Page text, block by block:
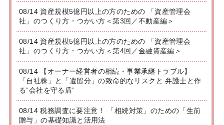
08/14 資産規模5億円以上の方のための 「資産管理会
社」のつくり方・つかい方＜第3回／不動産編＞
08/14 資産規模5億円以上の方のための 「資産管理会
社」のつくり方・つかい方＜第4回／金融資産編＞
08/14 【オーナー経営者の相続・事業承継トラブル】
「自社株」と「遺留分」の致命的なリスクと 弁護士と作
る”会社を守る盾”
08/14 税務調査に要注意！ 「相続対策」のための「生前
贈与」の基礎知識と活用法